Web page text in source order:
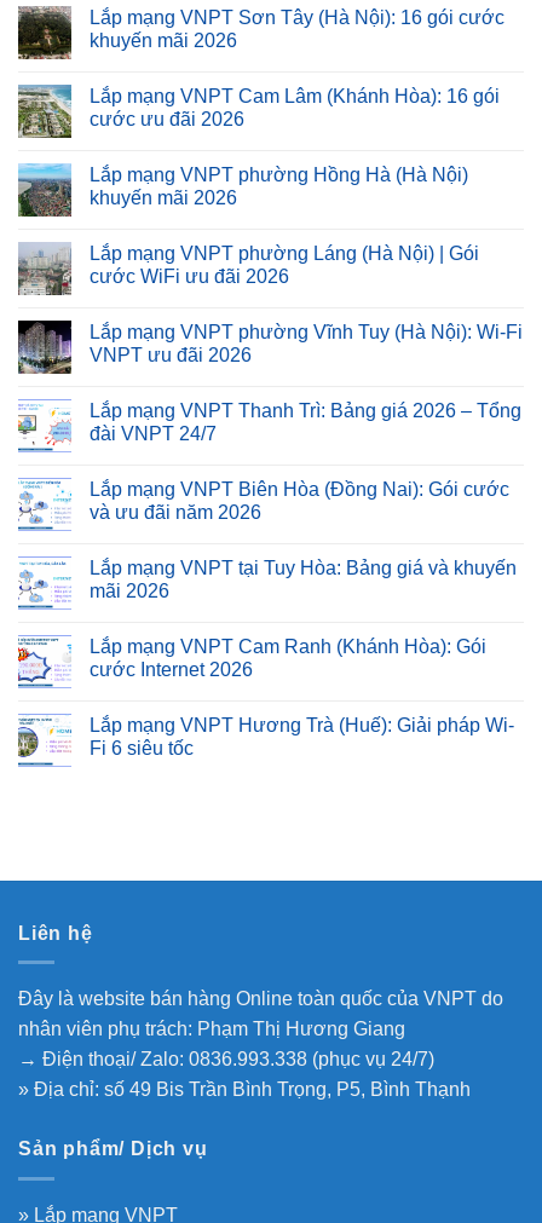
Lắp mạng VNPT Sơn Tây (Hà Nội): 16 gói cước
khuyến mãi 2026
Lắp mạng VNPT Cam Lâm (Khánh Hòa): 16 gói
cước ưu đãi 2026
Lắp mạng VNPT phường Hồng Hà (Hà Nội)
khuyến mãi 2026
Lắp mạng VNPT phường Láng (Hà Nội) | Gói
cước WiFi ưu đãi 2026
Lắp mạng VNPT phường Vĩnh Tuy (Hà Nội): Wi-Fi
VNPT ưu đãi 2026
Lắp mạng VNPT Thanh Trì: Bảng giá 2026 – Tổng
đài VNPT 24/7
Lắp mạng VNPT Biên Hòa (Đồng Nai): Gói cước
và ưu đãi năm 2026
Lắp mạng VNPT tại Tuy Hòa: Bảng giá và khuyến
mãi 2026
Lắp mạng VNPT Cam Ranh (Khánh Hòa): Gói
cước Internet 2026
Lắp mạng VNPT Hương Trà (Huế): Giải pháp Wi-
Fi 6 siêu tốc
Liên hệ
Đây là website bán hàng Online toàn quốc của VNPT do
nhân viên phụ trách: Phạm Thị Hương Giang
→ Điện thoại/ Zalo: 0836.993.338 (phục vụ 24/7)
» Địa chỉ: số 49 Bis Trần Bình Trọng, P5, Bình Thạnh
Sản phẩm/ Dịch vụ
» Lắp mạng VNPT